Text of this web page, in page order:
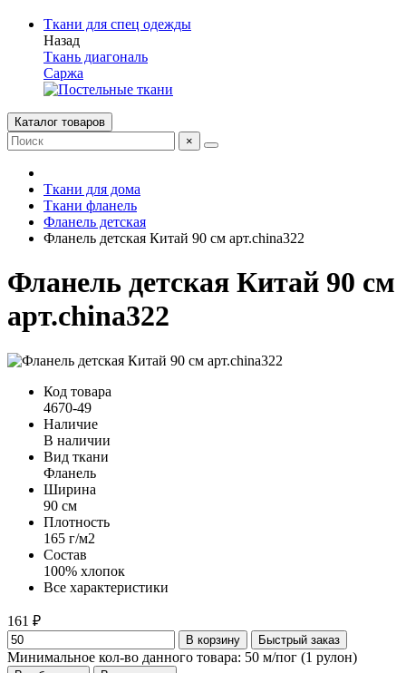
Ткани для спец одежды
Назад
Ткань диагональ
Саржа
Каталог товаров
×
Ткани для дома
Ткани фланель
Фланель детская
Фланель детская Китай 90 см арт.china322
Фланель детская Китай 90 см
арт.china322
Код товара
4670-49
Наличие
В наличии
Вид ткани
Фланель
Ширина
90 см
Плотность
165 г/м2
Состав
100% хлопок
Все характеристики
161 ₽
В корзину Быстрый заказ
Минимальное кол-во данного товара: 50 м/пог (1 рулон)